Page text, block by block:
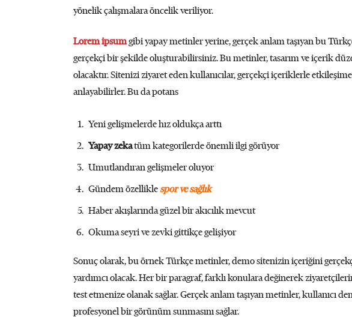
yönelik çalışmalara öncelik veriliyor.
Lorem ipsumgibi yapay metinler yerine, gerçek anlam taşıyan bu
gerçekçi bir şekilde oluşturabilirsiniz. Bu metinler, tasarım ve içerik
olacaktır. Sitenizi ziyaret eden kullanıcılar, gerçekçi içeriklerle
anlayabilirler. Bu da potans
Yeni gelişmelerde hız oldukça arttı
Yapay zekatüm kategorilerde önemli ilgi görüyor
Umutlandıran gelişmeler oluyor
Gündem özelliklespor ve sağlık
Haber akışlarında güzel bir akıcılık mevcut
Okuma seyri ve zevki gittikçe gelişiyor
Sonuç olarak, bu örnek Türkçe metinler, demo sitenizin içeriğini
yardımcı olacak. Her bir paragraf, farklı konulara değinerek
test etmenize olanak sağlar. Gerçek anlam taşıyan metinler, kullanıcı
profesyonel bir görünüm sunmasını sağlar.